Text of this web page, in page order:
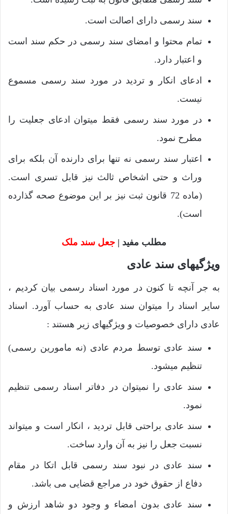
سند رسمی دارای اصالت است.
تمام محتوا و امضای سند رسمی در حکم سند است
و اعتبار دارد.
ادعای انکار و تردید در مورد سند رسمی مسموع
نیست.
در مورد سند رسمی فقط میتوان ادعای جعلیت را
مطرح نمود.
اعتبار سند رسمی نه تنها برای دارنده آن بلکه برای
وراث و حتی اشخاص ثالث نیز قابل تسری است.
(ماده 72 قانون ثبت نیز بر این موضوع صحه گذارده
است).
مطلب مفید | جعل سند ملک
ویژگیهای سند عادی
به جر آنچه تا کنون در مورد اسناد رسمی بیان کردیم ،
سایر اسناد را میتوان سند عادی به حساب آورد. اسناد
عادی دارای خصوصیات و ویژگیهای زیر هستند :
سند عادی توسط مردم عادی (نه مامورین رسمی)
تنظیم میشود.
سند عادی را نمیتوان در دفاتر اسناد رسمی تنظیم
نمود.
سند عادی براحتی قابل تردید ، انکار است و میتواند
نسبت جعل را نیز به آن وارد ساخت.
سند عادی در نبود سند رسمی قابل اتکا در مقام
دفاع از حقوق خود در مراجع قضایی می باشد.
سند عادی بدون امضاء و وجود دو شاهد ارزش و